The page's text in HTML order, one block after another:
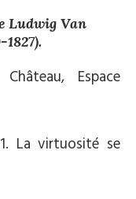
Ludwig Van
Espace
La virtuosité se